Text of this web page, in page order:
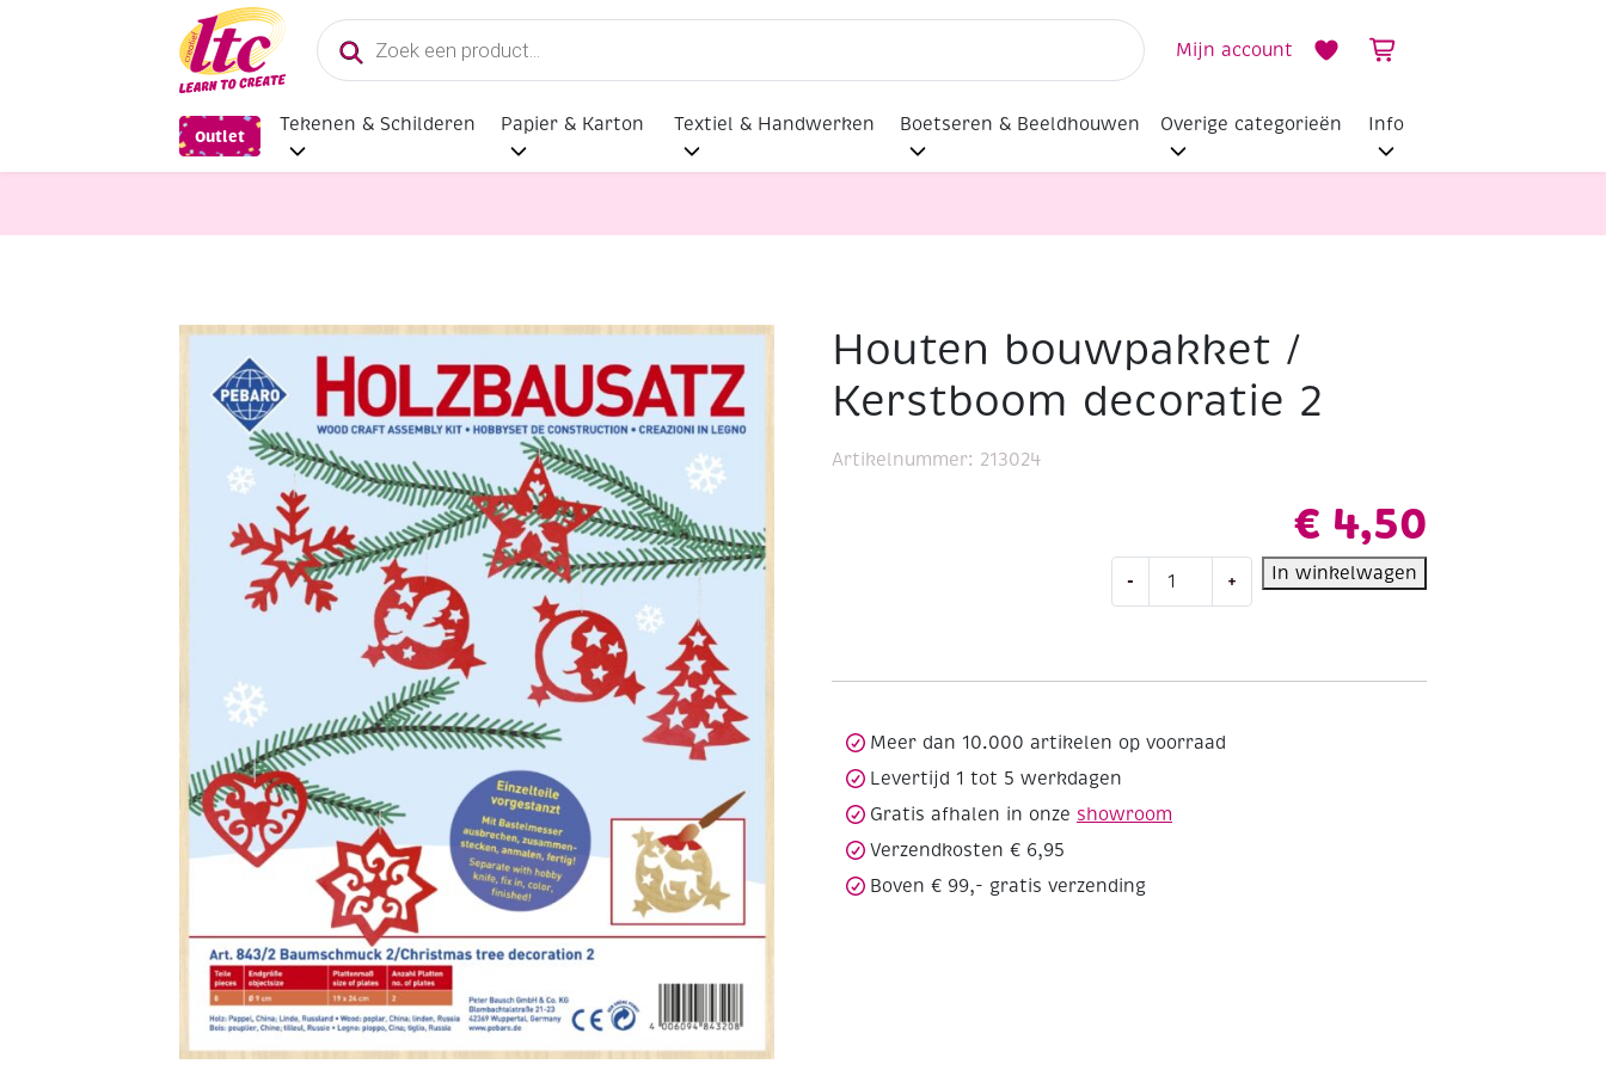
Producten
zoeken
Mijn account
Outlet
Tekenen & Schilderen Papier & Karton Textiel & Handwerken Boetseren & Beeldhouwen Overige categorieën Info
Hobbysets en Knutselsets Houten bouwpakket / Kerstboom decoratie 2Houten bouwpakket /
Kerstboom decoratie 2
€ 4,50
-
bouwpakket
+ In winkelwagen
Artikelnummer: 213024
Meer dan 10.000 artikelen op voorraad
Levertijd 1 tot 5 werkdagen
Gratis afhalen in onze showroom
Verzendkosten € 6,95
Boven € 99,- gratis verzending